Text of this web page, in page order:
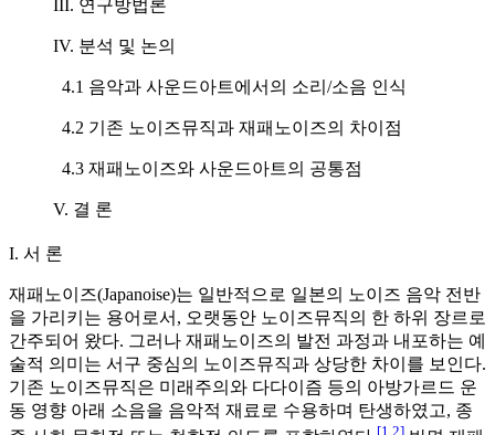
III. 연구방법론
IV. 분석 및 논의
4.1 음악과 사운드아트에서의 소리/소음 인식
4.2 기존 노이즈뮤직과 재패노이즈의 차이점
4.3 재패노이즈와 사운드아트의 공통점
V. 결 론
I. 서 론
재패노이즈(Japanoise)는 일반적으로 일본의 노이즈 음악 전반
을 가리키는 용어로서, 오랫동안 노이즈뮤직의 한 하위 장르로
간주되어 왔다. 그러나 재패노이즈의 발전 과정과 내포하는 예
술적 의미는 서구 중심의 노이즈뮤직과 상당한 차이를 보인다.
기존 노이즈뮤직은 미래주의와 다다이즘 등의 아방가르드 운
동 영향 아래 소음을 음악적 재료로 수용하며 탄생하였고, 종
[1 2]